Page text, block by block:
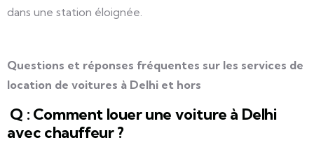
dans une station éloignée.
Questions et réponses fréquentes sur les services de
location de voitures à Delhi et hors
Q : Comment louer une voiture à Delhi
avec chauffeur ?